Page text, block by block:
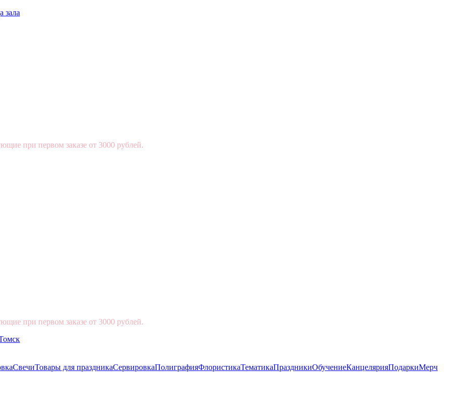
зала
при первом заказе от 3000 рублей.
при первом заказе от 3000 рублей.
СвечиТовары для праздникаСервировкаПолиграфияФлористикаТематикаПраздникиОбучениеКанцелярияПодаркиМерч